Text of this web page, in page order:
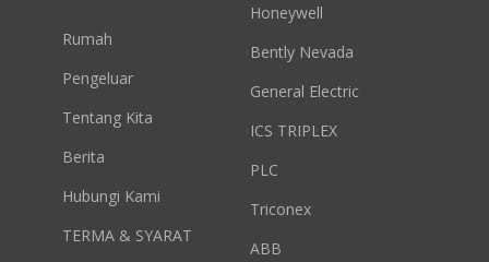
Rumah
Pengeluar
Tentang Kita
Berita
Hubungi Kami
TERMA & SYARAT
Honeywell
Bently Nevada
General Electric
ICS TRIPLEX
PLC
Triconex
ABB